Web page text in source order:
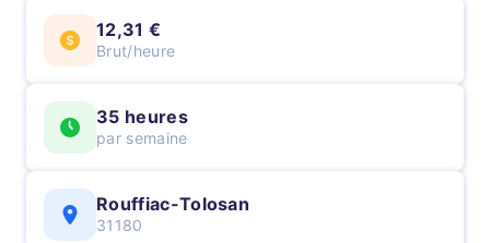
12,31 €
Brut/heure
35 heures
par semaine
Rouffiac-Tolosan
31180